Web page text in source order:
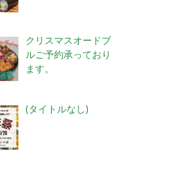
クリスマスオードブ
ルご予約承っており
ます。
(タイトルなし)投